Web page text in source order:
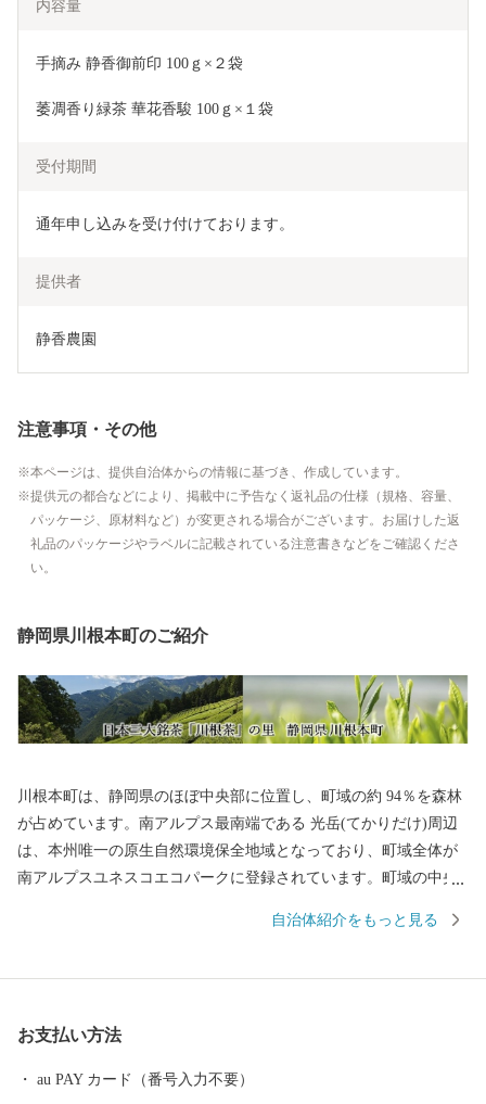
内容量
手摘み 静香御前印 100ｇ×２袋
萎凋香り緑茶 華花香駿 100ｇ×１袋
受付期間
通年申し込みを受け付けております。
提供者
静香農園
注意事項・その他
本ページは、提供自治体からの情報に基づき、作成しています。
提供元の都合などにより、掲載中に予告なく返礼品の仕様（規格、容量、
パッケージ、原材料など）が変更される場合がございます。お届けした返
礼品のパッケージやラベルに記載されている注意書きなどをご確認くださ
い。
静岡県川根本町のご紹介
川根本町は、静岡県のほぼ中央部に位置し、町域の約 94％を森林
が占めています。南アルプス最南端である 光岳(てかりだけ)周辺
は、本州唯一の原生自然環境保全地域となっており、町域全体が
南アルプスユネスコエコパークに登録されています。町域の中央
住民は「水と森の番人」として日々の暮らしを営んでおり、2009
本三大銘茶の一つである川根茶の茶園景観が広がっています。
自治体紹介をもっと見る
お支払い方法
au PAY カード（番号入力不要）